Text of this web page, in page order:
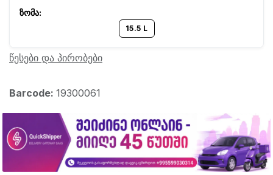
15.5 L
წესები და პირობები
Barcode: 19300061